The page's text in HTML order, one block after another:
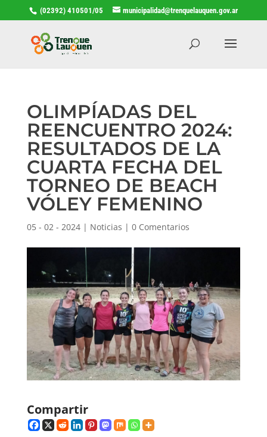
(02392) 410501/05 municipalidad@trenquelauquen.gov.ar
OLIMPÍADAS DEL
REENCUENTRO 2024:
RESULTADOS DE LA
CUARTA FECHA DEL
TORNEO DE BEACH
VÓLEY FEMENINO
05 - 02 - 2024| Noticias | 0 Comentarios
Compartir